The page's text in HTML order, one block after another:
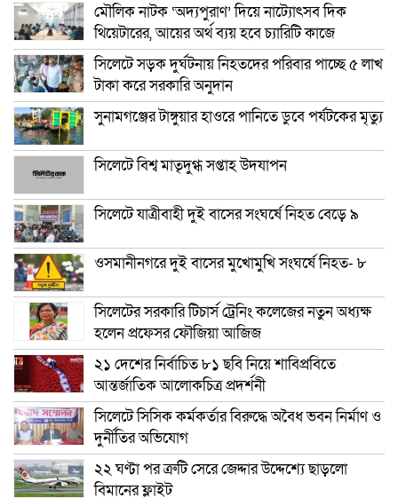
মৌলিক নাটক ‘অদ্যপুরাণ’ দিয়ে নাট্যোৎসব দিক
থিয়েটারের, আয়ের অর্থ ব্যয় হবে চ্যারিটি কাজে
সিলেটে সড়ক দুর্ঘটনায় নিহতদের পরিবার পাচ্ছে ৫ লাখ
টাকা করে সরকারি অনুদান
সুনামগঞ্জের টাঙ্গুয়ার হাওরে পানিতে ডুবে পর্যটকের মৃত্যু
সিলেটে বিশ্ব মাতৃদুগ্ধ সপ্তাহ উদযাপন
সিলেটে যাত্রীবাহী দুই বাসের সংঘর্ষে নিহত বেড়ে ৯
ওসমানীনগরে দুই বাসের মুখোমুখি সংঘর্ষে নিহত- ৮
সিলেটের সরকারি টিচার্স ট্রেনিং কলেজের নতুন অধ্যক্ষ
হলেন প্রফেসর ফৌজিয়া আজিজ
২১ দেশের নির্বাচিত ৮১ ছবি নিয়ে শাবিপ্রবিতে
আন্তর্জাতিক আলোকচিত্র প্রদর্শনী
সিলেটে সিসিক কর্মকর্তার বিরুদ্ধে অবৈধ ভবন নির্মাণ ও
দুর্নীতির অভিযোগ
২২ ঘণ্টা পর ত্রুটি সেরে জেদ্দার উদ্দেশ্যে ছাড়লো
বিমানের ফ্লাইট